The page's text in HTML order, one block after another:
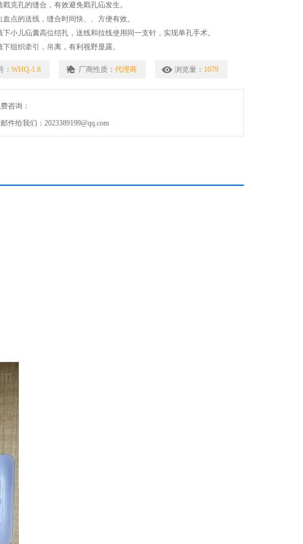
戳克孔的缝合，有效避免戳孔疝发生。
血点的送线，缝合时间快、、方便有效。
下小儿疝囊高位结扎，送线和拉线使用同一支针，实现单孔手术。
下组织牵引，吊离，有利视野显露。
： WHQ-1.8 厂商性质： 代理商 浏览量： 1079
咨询：
件给我们：2023389199@qq.com